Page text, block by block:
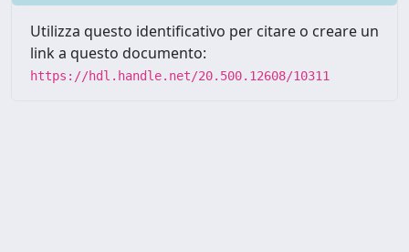
Utilizza questo identificativo per citare o creare un
link a questo documento:
https://hdl.handle.net/20.500.12608/10311